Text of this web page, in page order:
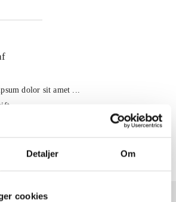
Detaljer Om
cookies
dolor sit amet ...